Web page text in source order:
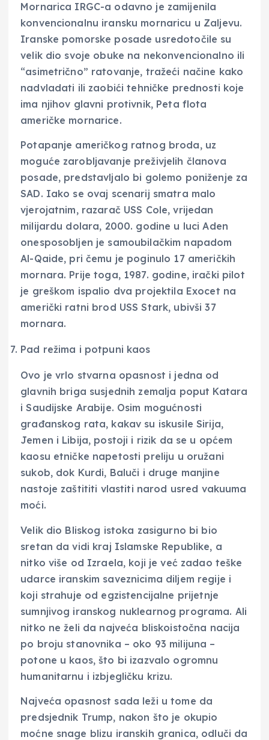
Mornarica IRGC-a odavno je zamijenila
konvencionalnu iransku mornaricu u Zaljevu.
Iranske pomorske posade usredotočile su
velik dio svoje obuke na nekonvencionalno ili
“asimetrično” ratovanje, tražeći načine kako
nadvladati ili zaobići tehničke prednosti koje
ima njihov glavni protivnik, Peta flota
američke mornarice.
Potapanje američkog ratnog broda, uz
moguće zarobljavanje preživjelih članova
posade, predstavljalo bi golemo poniženje za
SAD. Iako se ovaj scenarij smatra malo
vjerojatnim, razarač USS Cole, vrijedan
milijardu dolara, 2000. godine u luci Aden
onesposobljen je samoubilačkim napadom
Al-Qaide, pri čemu je poginulo 17 američkih
mornara. Prije toga, 1987. godine, irački pilot
je greškom ispalio dva projektila Exocet na
američki ratni brod USS Stark, ubivši 37
mornara.
Pad režima i potpuni kaos
Ovo je vrlo stvarna opasnost i jedna od
glavnih briga susjednih zemalja poput Katara
i Saudijske Arabije. Osim mogućnosti
građanskog rata, kakav su iskusile Sirija,
Jemen i Libija, postoji i rizik da se u općem
kaosu etničke napetosti preliju u oružani
sukob, dok Kurdi, Baluči i druge manjine
nastoje zaštititi vlastiti narod usred vakuuma
moći.
Velik dio Bliskog istoka zasigurno bi bio
sretan da vidi kraj Islamske Republike, a
nitko više od Izraela, koji je već zadao teške
udarce iranskim saveznicima diljem regije i
koji strahuje od egzistencijalne prijetnje
sumnjivog iranskog nuklearnog programa. Ali
nitko ne želi da najveća bliskoistočna nacija
po broju stanovnika – oko 93 milijuna –
potone u kaos, što bi izazvalo ogromnu
humanitarnu i izbjegličku krizu.
Najveća opasnost sada leži u tome da
predsjednik Trump, nakon što je okupio
moćne snage blizu iranskih granica, odluči da